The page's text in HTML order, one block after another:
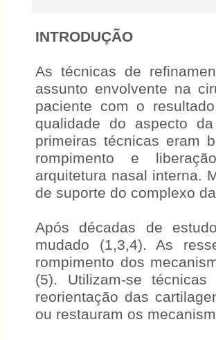
INTRODUÇÃO
As técnicas de
assunto envolvente na
paciente com o
qualidade do aspecto
primeiras técnicas eram
rompimento e
arquitetura nasal interna.
de suporte do complexo
Após décadas de
mudado (1,3,4). As
rompimento dos
(5). Utilizam-se
reorientação das
ou restauram os